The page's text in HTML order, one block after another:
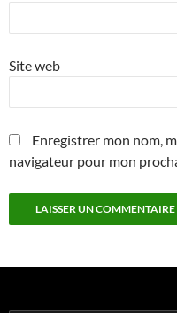
Site web
Enregistrer mon nom,
navigateur pour mon